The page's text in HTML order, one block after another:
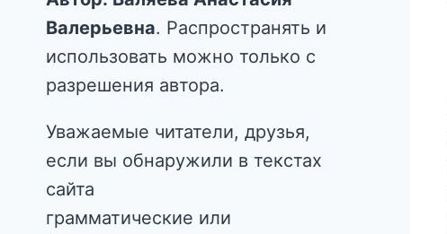
Валерьевна. Распространять и
использовать можно только с
разрешения автора.
Уважаемые читатели, друзья,
если вы обнаружили в текстах
сайта
грамматические или